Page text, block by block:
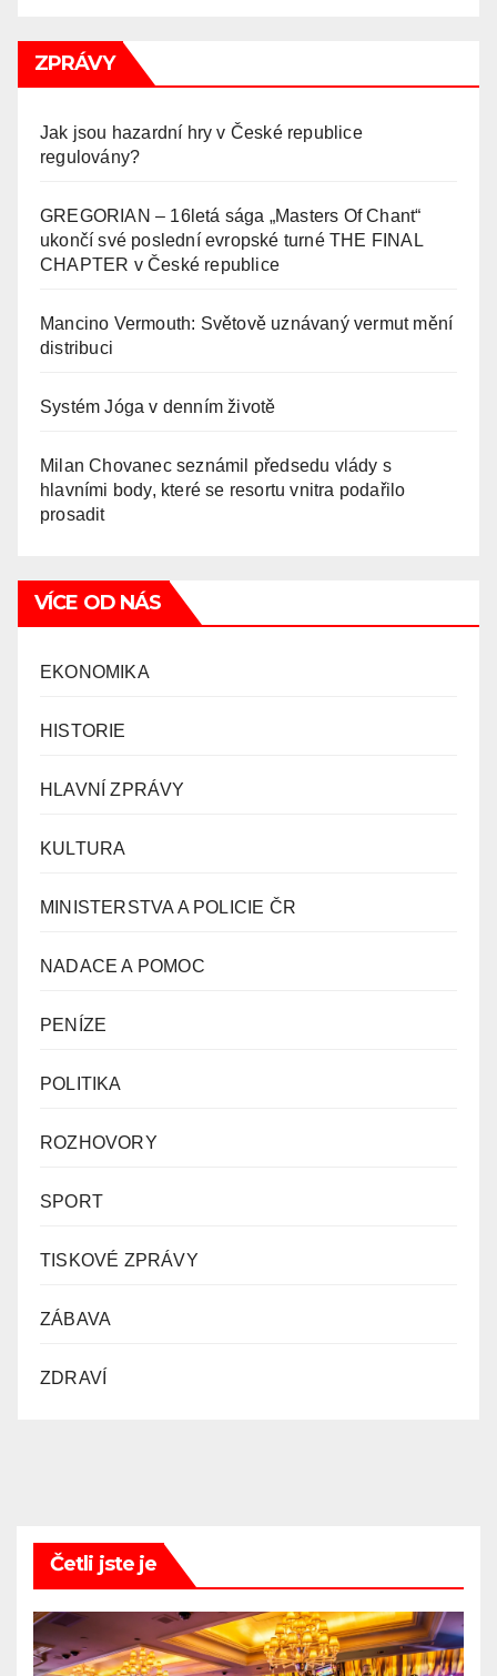
ZPRÁVY
Jak jsou hazardní hry v České republice
regulovány?
GREGORIAN – 16letá sága „Masters Of Chant“
ukončí své poslední evropské turné THE FINAL
CHAPTER v České republice
Mancino Vermouth: Světově uznávaný vermut mění
distribuci
Systém Jóga v denním životě
Milan Chovanec seznámil předsedu vlády s
hlavními body, které se resortu vnitra podařilo
prosadit
VÍCE OD NÁS
EKONOMIKA
HISTORIE
HLAVNÍ ZPRÁVY
KULTURA
MINISTERSTVA A POLICIE ČR
NADACE A POMOC
PENÍZE
POLITIKA
ROZHOVORY
SPORT
TISKOVÉ ZPRÁVY
ZÁBAVA
ZDRAVÍ
Četli jste je